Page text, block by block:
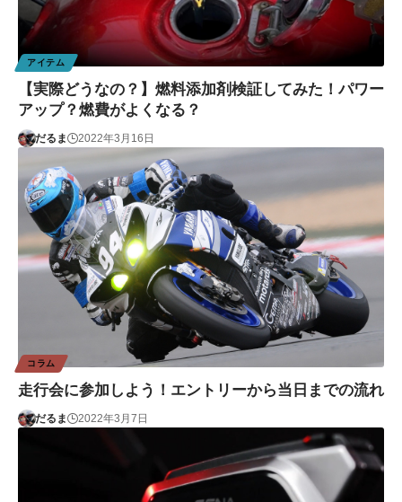
アイテム
【実際どうなの？】燃料添加剤検証してみた！パワー
アップ？燃費がよくなる？
だるま 2022年3月16日
コラム
走行会に参加しよう！エントリーから当日までの流れ
だるま 2022年3月7日